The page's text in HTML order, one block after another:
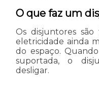
O que faz um
Os disjuntores
eletricidade ainda
do espaço.
suportada, o
desligar.